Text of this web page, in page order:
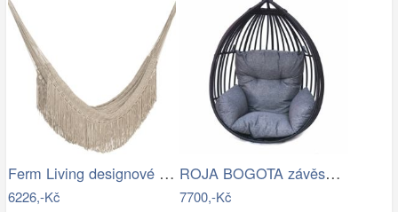
Ferm Living designové houpací sítě Path…
6226,-Kč
ROJA BOGOTA závěsné křeslo - bez…
7700,-Kč